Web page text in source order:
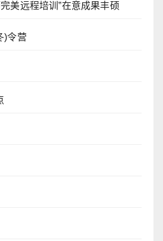
美远程培训”在意成果丰硕
)令营